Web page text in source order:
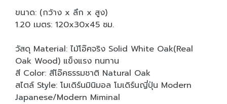
ขนาด: (กว้าง x ลึก x สูง)
1.20 เมตร: 120x30x45 ซม.
วัสดุ Material: ไม้โอ๊คจริง Solid White Oak(Real
Oak Wood) แข็งแรง ทนทาน
สี Color: สีโอ๊คธรรมชาติ Natural Oak
สไตล์ Style: โมเดิร์นมินิมอล โมเดิร์นญี่ปุ่น Modern
Japanese/Modern Miminal